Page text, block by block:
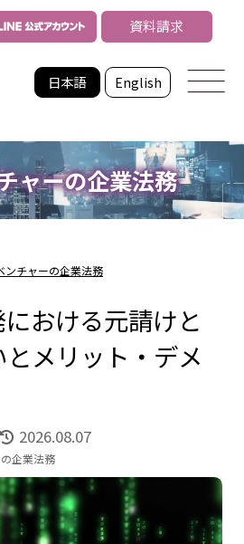
日本語 English
資料請求
ャーの企業法務
ンチャーの企業法務
おける元請けと
メリット・デメ
2026.08.07
企業法務